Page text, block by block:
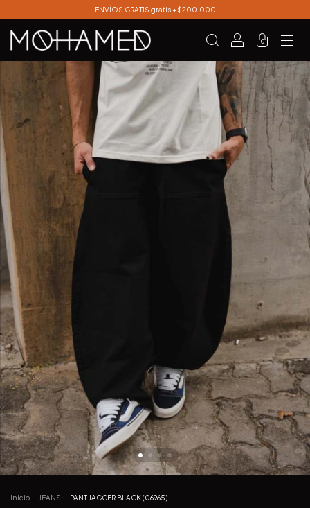
ENVÍOS GRATIS gratis +$200.000
0
Inicio JEANS PANT JAGGER BLACK (06965)